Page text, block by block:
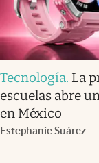
Tecnología. La
escuelas abre
en México
Estephanie Suárez